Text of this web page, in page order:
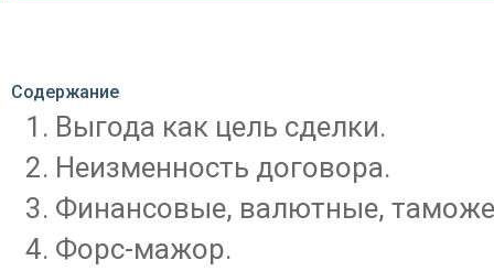
Содержание
Выгода как цель сделки.
Неизменность договора.
Финансовые, валютные,
Форс-мажор.